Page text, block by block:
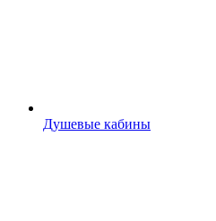
Душевые кабины